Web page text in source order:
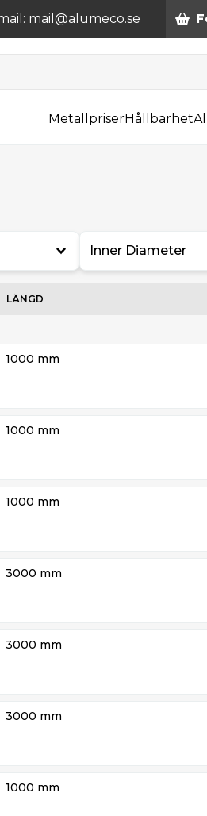
mail@alumeco.se
MetallpriserHållbarhet
Inner Diameter
LÄNGD
1000 mm
1000 mm
1000 mm
3000 mm
3000 mm
3000 mm
1000 mm